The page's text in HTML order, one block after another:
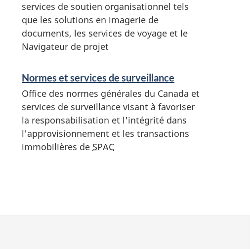
services de soutien organisationnel tels
que les solutions en imagerie de
documents, les services de voyage et le
Navigateur de projet
Normes et services de surveillance
Office des normes générales du Canada et
services de surveillance visant à favoriser
la responsabilisation et l'intégrité dans
l'approvisionnement et les transactions
immobilières de SPAC